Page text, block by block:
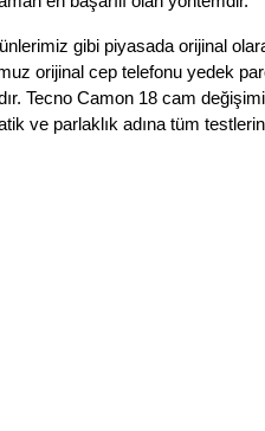
gibi piyasada orijinal
orijinal cep telefonu yedek
Tecno Camon 18 cam değişimi
ve parlaklık adına tüm